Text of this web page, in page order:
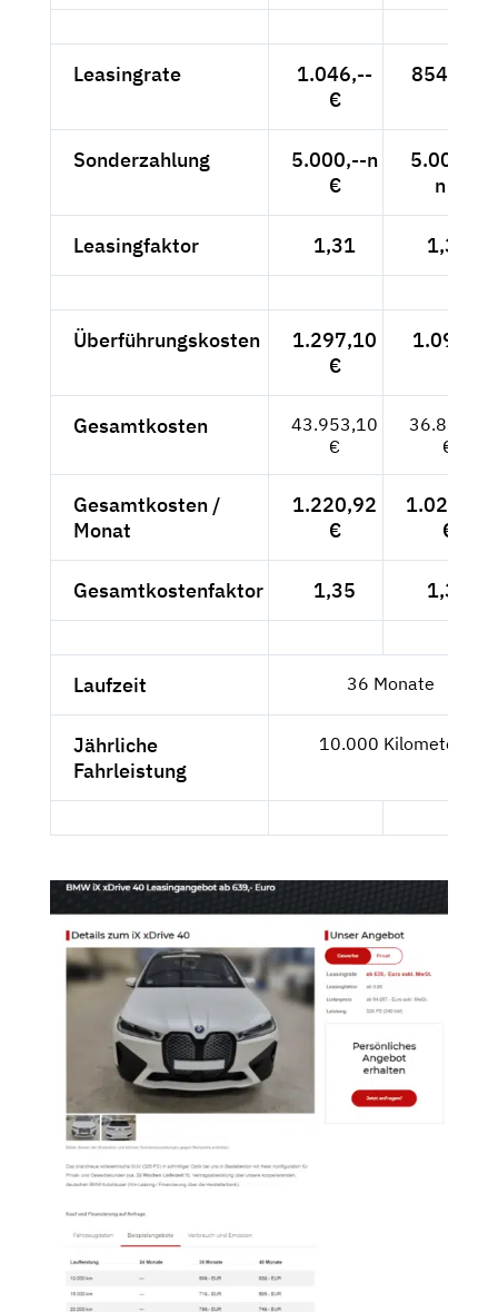
Leasingrate
1.046,--
€
854,-- €
Sonderzahlung
5.000,--n
€
5.000,--
n €
Leasingfaktor 1,31 1,31
Überführungskosten
1.297,10
€
1.090 €
Gesamtkosten
43.953,10
€
36.834,--
€
Gesamtkosten /
Monat
1.220,92
€
1.023,17
€
Gesamtkostenfaktor 1,35 1,35
Laufzeit 36 Monate
Jährliche
Fahrleistung
10.000 Kilometer